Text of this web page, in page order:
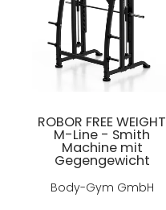
ROBOR FREE WEIGHT
M-Line - Smith
Machine mit
Gegengewicht
Body-Gym GmbH